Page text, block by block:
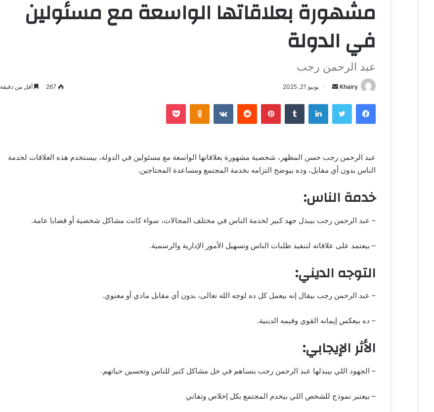
مشهورة بعلاقاتها الواسعة مع مسئولين
في الدولة
عبد الرحمن رجب
Khairy
أ
ل
ي
د
إ
ي
يونيو 21, 2025 267 أقل من دقيقة
فيسبوك تويتر لينكدإن ‏Tumblr بينتيريست ‏Reddit
‏VKontakte
Odnoklassniki بوكيت
عبد الرحمن رجب حسن المظهر، شخصية مشهورة بعلاقاتها الواسعة مع مسئولين في الدولة، بيستخدم هذه العلاقات لخدمة
الناس بدون أي مقابل، وده بيوضح التزامه بخدمة المجتمع ومساعدة المحتاجين.
خدمة الناس:
– عبد الرحمن رجب بيبذل جهد كبير لخدمة الناس في مختلف المجالات، سواء كانت مشاكل شخصية أو قضايا عامة.
– بيعتمد على علاقاته لتنفيذ طلبات الناس وتسهيل الأمور الإدارية والرسمية.
التوجه الديني:
– عبد الرحمن رجب بيقال إنه بيعمل كل ده لوجه الله تعالى، بدون أي مقابل مادي أو معنوي.
– ده بيعكس إيمانه القوي وقيمه الدينية.
الأثر الإيجابي:
– الجهود اللي بيبذلها عبد الرحمن رجب بتساهم في حل مشاكل كتير للناس وتحسين حياتهم.
– بيعتبر نموذج للشخص اللي بيخدم المجتمع بكل إخلاص وتفاني